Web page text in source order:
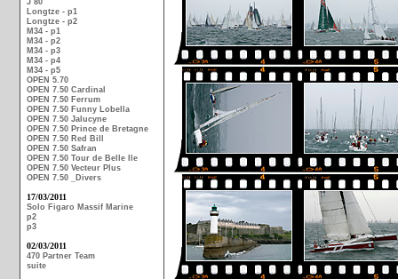
J 80
Longtze - p1
Longtze - p2
M34 - p1
M34 - p2
M34 - p3
M34 - p4
M34 - p5
OPEN 5.70
OPEN 7.50 Cardinal
OPEN 7.50 Ferrum
OPEN 7.50 Funny Lobella
OPEN 7.50 Jalucyne
OPEN 7.50 Prince de Bretagne
OPEN 7.50 Red Bill
OPEN 7.50 Safran
OPEN 7.50 Tour de Belle Ile
OPEN 7.50 Vecteur Plus
OPEN 7.50 _Divers
17/03/2011
Solo Figaro Massif Marine
p2
p3
02/03/2011
470 Partner Team
suite